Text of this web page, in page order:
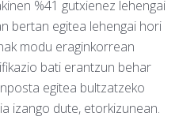
%41 gutxienez lehengai
bertan egitea lehengai hori
modu eraginkorrean
bati erantzun behar
egitea bultzatzeko
izango dute, etorkizunean.